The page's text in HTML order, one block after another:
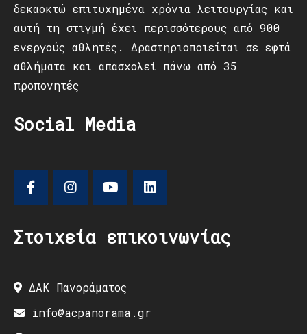
δεκαοκτώ επιτυχημένα χρόνια λειτουργίας και
αυτή τη στιγμή έχει περισσότερους από 900
ενεργούς αθλητές. Δραστηριοποιείται σε εφτά
αθλήματα και απασχολεί πάνω από 35
προπονητές
Social Media
Στοιχεία επικοινωνίας
ΔΑΚ Πανοράματος
info@acpanorama.gr